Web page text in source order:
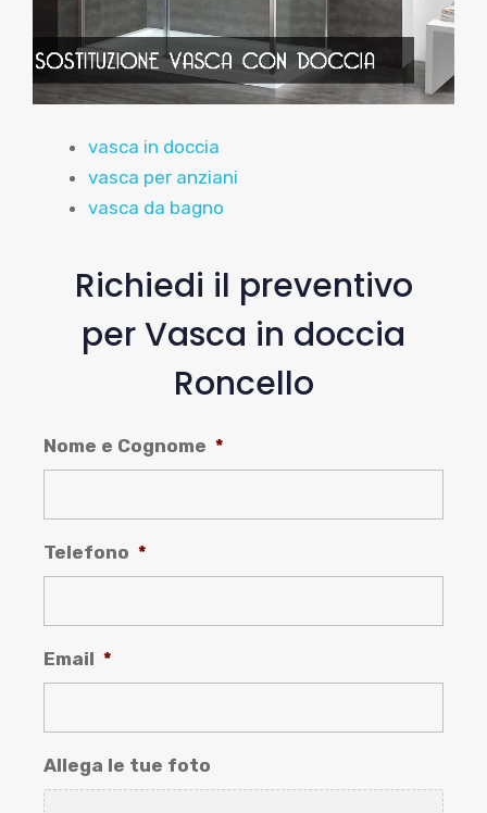
vasca in doccia
vasca per anziani
vasca da bagno
Richiedi il preventivo
per Vasca in doccia
Roncello
Nome e Cognome *
Telefono *
Email *
Allega le tue foto